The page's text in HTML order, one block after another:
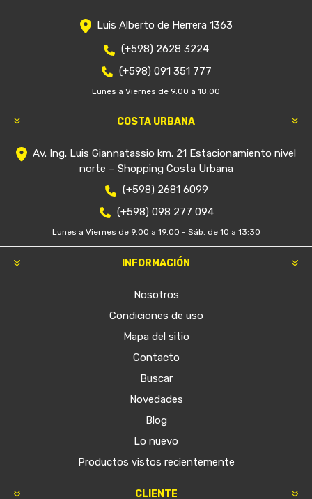
Luis Alberto de Herrera 1363
(+598) 2628 3224
(+598) 091 351 777
Lunes a Viernes de 9.00 a 18.00
COSTA URBANA
Av. Ing. Luis Giannatassio km. 21 Estacionamiento nivel
norte – Shopping Costa Urbana
(+598) 2681 6099
(+598) 098 277 094
Lunes a Viernes de 9.00 a 19.00 - Sáb. de 10 a 13:30
INFORMACIÓN
Nosotros
Condiciones de uso
Mapa del sitio
Contacto
Buscar
Novedades
Blog
Lo nuevo
Productos vistos recientemente
CLIENTE